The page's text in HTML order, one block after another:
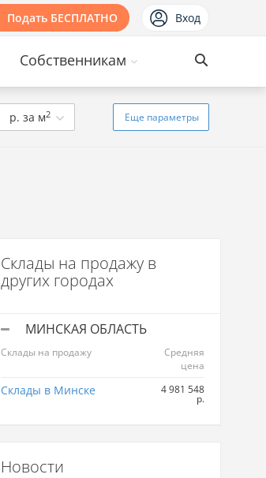
Подать БЕСПЛАТНО Вход
Собственникам
р. за м2 Еще параметры
Склады на продажу в
других городах
МИНСКАЯ ОБЛАСТЬ
Склады на продажу
Средняя
цена
Склады в Минске 4 981 548
р.
Новости